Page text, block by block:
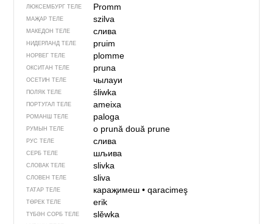
ЛЮКСЕМБУРГ ТЕЛЕ Promm
МАҖАР ТЕЛЕ szilva
МАКЕДОН ТЕЛЕ слива
НИДЕРЛАНД ТЕЛЕ pruim
НОРВЕГ ТЕЛЕ plomme
ОКСИТАН ТЕЛЕ pruna
ОСЕТИН ТЕЛЕ чылауи
ПОЛЯК ТЕЛЕ śliwka
ПОРТУГАЛ ТЕЛЕ ameixa
РОМАНШ ТЕЛЕ paloga
РУМЫН ТЕЛЕ o prunădouă prune
РУС ТЕЛЕ слива
СЕРБ ТЕЛЕ шљива
СЛОВАК ТЕЛЕ slivka
СЛОВЕН ТЕЛЕ sliva
ТАТАР ТЕЛЕ караҗимеш• qaracimeş
ТӨРЕК ТЕЛЕ erik
ТҮБӘН СОРБ ТЕЛЕ slěwka